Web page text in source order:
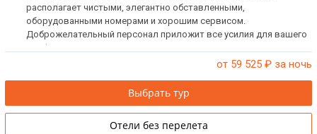
располагает чистыми, элегантно обставленными,
оборудованными номерами и хорошим сервисом.
Доброжелательный персонал приложит все усилия для вашего
комфортного отдыха.
от 59 525 ₽ за ночь
Выбрать тур
Отели без перелета